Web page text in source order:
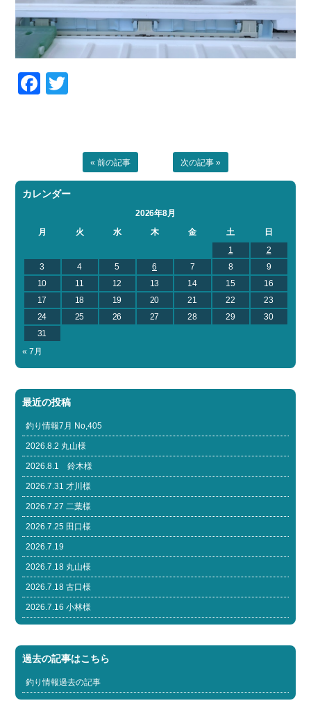
Facebook
« 前の記事 次の記事 »
カレンダー
2026年8月
月
火 水 木 金 土
日
1
2
3
4 5 6 7 8
9
10
11 12 13 14 15
16
17
18 19 20 21 22
23
24
25 26 27 28 29
30
31
« 7月
最近の投稿
釣り情報7月 No,405
2026.8.2 丸山様
2026.8.1 鈴木様
2026.7.31 才川様
2026.7.27 二葉様
2026.7.25 田口様
2026.7.19
2026.7.18 丸山様
2026.7.18 古口様
2026.7.16 小林様
過去の記事はこちら
釣り情報過去の記事